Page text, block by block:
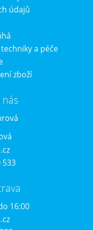
údajů
a péče
zboží
533
16:00